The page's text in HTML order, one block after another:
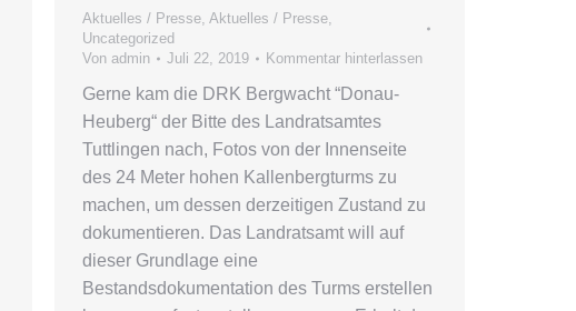
Aktuelles / Presse, Aktuelles / Presse,
Uncategorized
Von admin Juli 22, 2019 Kommentar hinterlassen
Gerne kam die DRK Bergwacht “Donau-
Heuberg“ der Bitte des Landratsamtes
Tuttlingen nach, Fotos von der Innenseite
des 24 Meter hohen Kallenbergturms zu
machen, um dessen derzeitigen Zustand zu
dokumentieren. Das Landratsamt will auf
dieser Grundlage eine
Bestandsdokumentation des Turms erstellen